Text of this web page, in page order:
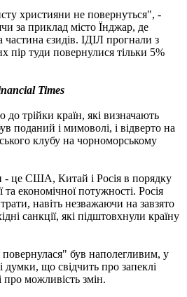
християни не повернуться", -
за приклад місто Їнджар, де
єзидів. ІДІЛ прогнали з
пір туди повернулися тільки 5%
Times
до трійки країн, які визначають
поданий і мимоволі, і відверто на
клубу на чорноморському
- це США, Китай і Росія в порядку
економічної потужності. Росія
навіть незважаючи на завзято
санкції, які підштовхнули країну
був наполегливим, у
думки, що свідчить про запеклі
про можливість змін.